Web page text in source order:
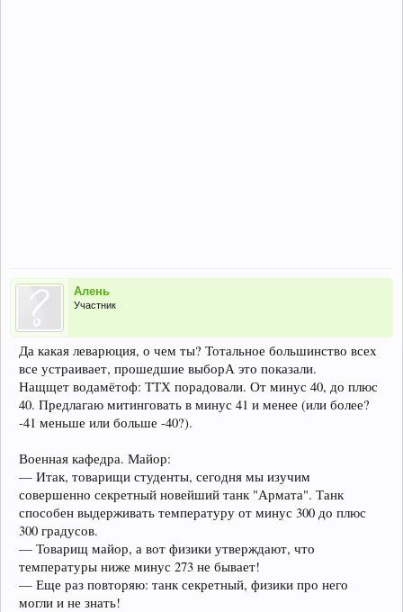
Алень
Участник
Да какая леварюция, о чем ты? Тотальное большинство всех
все устраивает, прошедшие выборА это показали.
Нащщет водамётоф: ТТХ порадовали. От минус 40, до плюс
40. Предлагаю митинговать в минус 41 и менее (или более?
-41 меньше или больше -40?).
Военная кафедра. Майор:
— Итак, товарищи студенты, сегодня мы изучим
совершенно секретный новейший танк "Армата". Танк
способен выдерживать температуру от минус 300 до плюс
300 градусов.
— Товарищ майор, а вот физики утверждают, что
температуры ниже минус 273 не бывает!
— Еще раз повторяю: танк секретный, физики про него
могли и не знать!